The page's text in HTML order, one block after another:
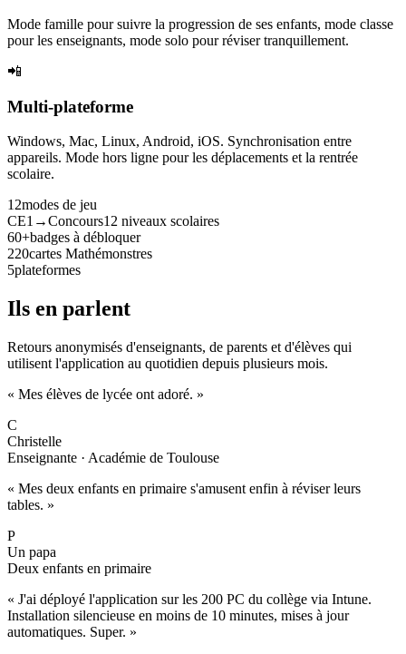
Mode famille pour suivre la progression de ses enfants, mode classe
pour les enseignants, mode solo pour réviser tranquillement.
📲
Multi-plateforme
Windows, Mac, Linux, Android, iOS. Synchronisation entre
appareils. Mode hors ligne pour les déplacements et la rentrée
scolaire.
12modes de jeu
CE1→Concours12 niveaux scolaires
60+badges à débloquer
220cartes Mathémonstres
5plateformes
Ils en parlent
Retours anonymisés d'enseignants, de parents et d'élèves qui
utilisent l'application au quotidien depuis plusieurs mois.
« Mes élèves de lycée ont adoré. »
C
Christelle
Enseignante · Académie de Toulouse
« Mes deux enfants en primaire s'amusent enfin à réviser leurs
tables. »
P
Un papa
Deux enfants en primaire
« J'ai déployé l'application sur les 200 PC du collège via Intune.
Installation silencieuse en moins de 10 minutes, mises à jour
automatiques. Super. »